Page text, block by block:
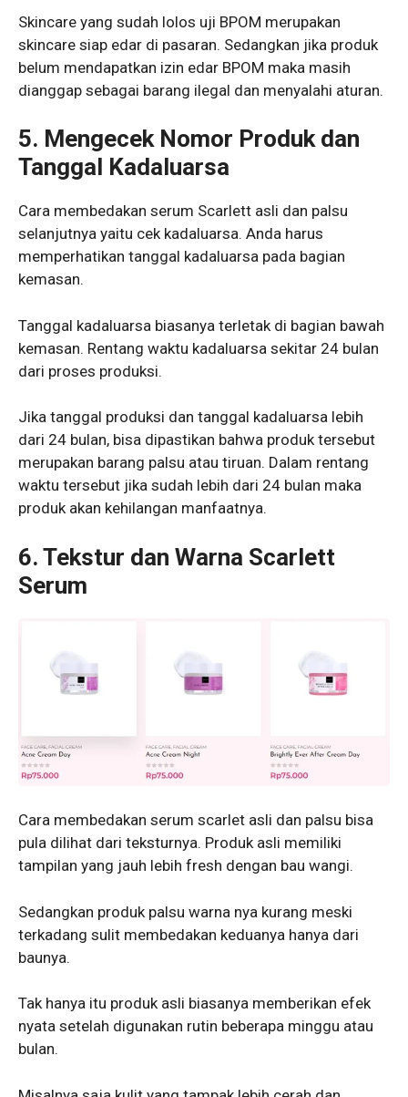
Skincare yang sudah lolos uji BPOM merupakan
skincare siap edar di pasaran. Sedangkan jika produk
belum mendapatkan izin edar BPOM maka masih
dianggap sebagai barang ilegal dan menyalahi aturan.
5. Mengecek Nomor Produk dan
Tanggal Kadaluarsa
Cara membedakan serum Scarlett asli dan palsu
selanjutnya yaitu cek kadaluarsa. Anda harus
memperhatikan tanggal kadaluarsa pada bagian
kemasan.
Tanggal kadaluarsa biasanya terletak di bagian bawah
kemasan. Rentang waktu kadaluarsa sekitar 24 bulan
dari proses produksi.
Jika tanggal produksi dan tanggal kadaluarsa lebih
dari 24 bulan, bisa dipastikan bahwa produk tersebut
merupakan barang palsu atau tiruan. Dalam rentang
waktu tersebut jika sudah lebih dari 24 bulan maka
produk akan kehilangan manfaatnya.
6. Tekstur dan Warna Scarlett
Serum
Cara membedakan serum scarlet asli dan palsu bisa
pula dilihat dari teksturnya. Produk asli memiliki
tampilan yang jauh lebih fresh dengan bau wangi.
Sedangkan produk palsu warna nya kurang meski
terkadang sulit membedakan keduanya hanya dari
baunya.
Tak hanya itu produk asli biasanya memberikan efek
nyata setelah digunakan rutin beberapa minggu atau
bulan.